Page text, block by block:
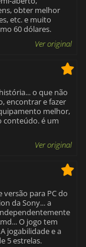
obter melhor
etc. e muito
60 dólares.
Ver original
o que não
encontrar e fazer
melhor,
conteúdo. é um
Ver original
versão para PC do
da Sony... a
O jogo tem
jogabilidade e a
5 estrelas.